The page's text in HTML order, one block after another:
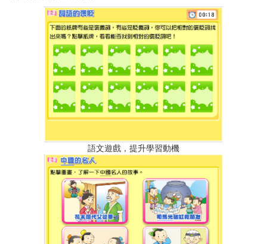
語文遊戲，提升學習動機